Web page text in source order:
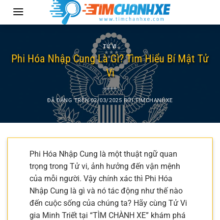
TỬ VI
Phi Hóa Nhập Cung Là Gì? Tìm Hiểu Bí Mật Tử
Vi
ĐÃ ĐĂNG TRÊN02/03/2025 BỞITIMCHANHXE
Phi Hóa Nhập Cung là một thuật ngữ quan
trọng trong Tử vi, ảnh hưởng đến vận mệnh
của mỗi người. Vậy chính xác thì Phi Hóa
Nhập Cung là gì và nó tác động như thế nào
đến cuộc sống của chúng ta? Hãy cùng Tử Vi
gia Minh Triết tại “TÌM CHÀNH XE” khám phá